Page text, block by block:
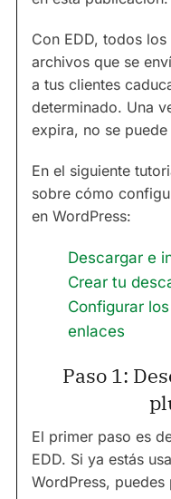
Con EDD, todos
archivos que se
a tus clientes
determinado. Una
expira, no se
En el siguiente
sobre cómo
en WordPress:
Descargar e
Crear tu
Configurar
enlaces
Paso 1:
El primer paso es
EDD. Si ya estás
WordPress,